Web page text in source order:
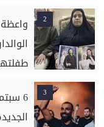
2
3
6